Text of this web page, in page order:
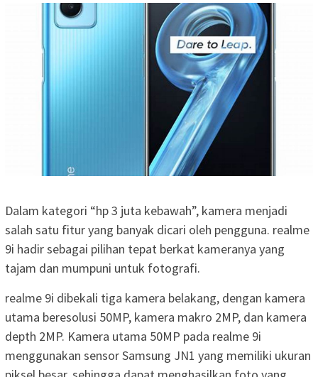
Dalam kategori “hp 3 juta kebawah”, kamera menjadi
salah satu fitur yang banyak dicari oleh pengguna. realme
9i hadir sebagai pilihan tepat berkat kameranya yang
tajam dan mumpuni untuk fotografi.
realme 9i dibekali tiga kamera belakang, dengan kamera
utama beresolusi 50MP, kamera makro 2MP, dan kamera
depth 2MP. Kamera utama 50MP pada realme 9i
menggunakan sensor Samsung JN1 yang memiliki ukuran